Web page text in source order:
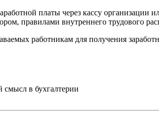
платы через кассу
правилами внутреннего трудового
работникам для получения
в бухгалтерии